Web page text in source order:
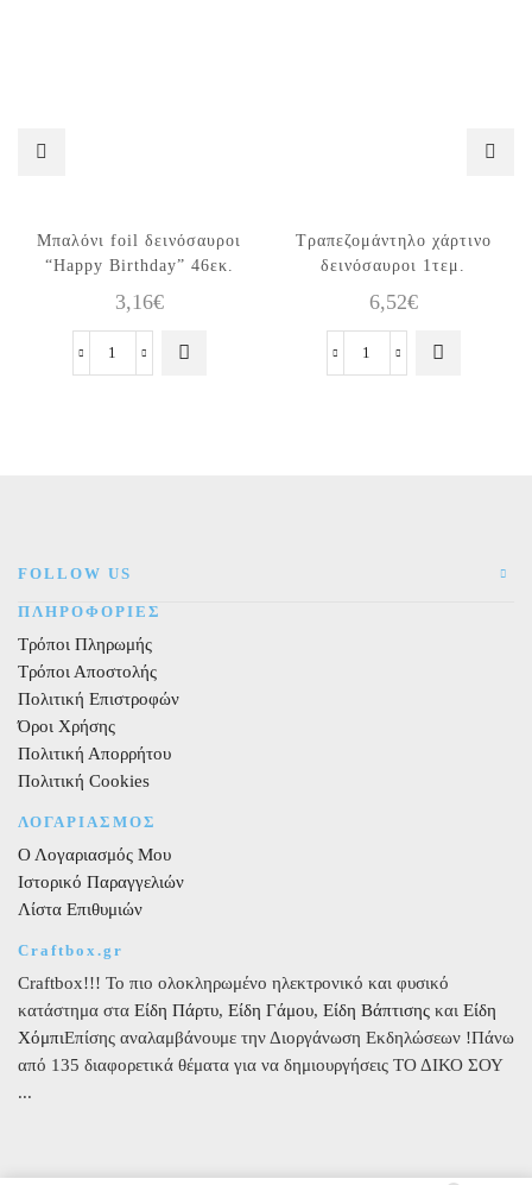
Μπαλόνι foil δεινόσαυροι
“Happy Birthday” 46εκ.
3,16€
Μπαλόνι
Τραπεζομάντηλο χάρτινο
δεινόσαυροι 1τεμ.
6,52€
Τραπεζομάντηλο
FOLLOW US
ΠΛΗΡΟΦΟΡΙΕΣ
Τρόποι Πληρωμής
Τρόποι Αποστολής
Πολιτική Επιστροφών
Όροι Χρήσης
Πολιτική Απορρήτου
Πολιτική Cookies
ΛΟΓΑΡΙΑΣΜΟΣ
Ο Λογαριασμός Μου
Ιστορικό Παραγγελιών
Λίστα Επιθυμιών
Craftbox.gr
Craftbox!!! Το πιο ολοκληρωμένο ηλεκτρονικό και φυσικό
κατάστημα στα Είδη Πάρτυ, Είδη Γάμου, Είδη Βάπτισης και Είδη
ΧόμπιΕπίσης αναλαμβάνουμε την Διοργάνωση Εκδηλώσεων !Πάνω
από 135 διαφορετικά θέματα για να δημιουργήσεις ΤΟ ΔΙΚΟ ΣΟΥ
...